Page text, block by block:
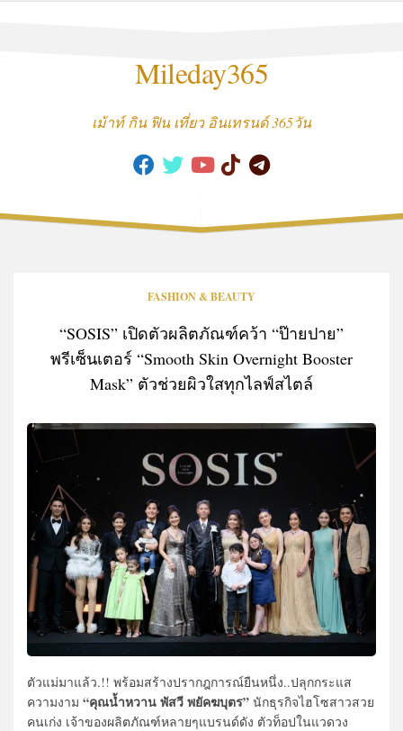
Mileday365
เม้าท์ กิน ฟิน เที่ยว อินเทรนด์ 365วัน
FASHION & BEAUTY
“SOSIS” เปิดตัวผลิตภัณฑ์คว้า “ป๊ายปาย”
พรีเซ็นเตอร์ “Smooth Skin Overnight Booster
Mask” ตัวช่วยผิวใสทุกไลฟ์สไตล์
ตัวแม่มาแล้ว.!! พร้อมสร้างปรากฎการณ์ยืนหนึ่ง..ปลุกกระแส
ความงาม “คุณน้ำหวาน พัสวี พยัคฆบุตร” นักธุรกิจไฮโซสาวสวย
คนเก่ง เจ้าของผลิตภัณฑ์หลายๆแบรนด์ดัง ตัวท็อปในแวดวง